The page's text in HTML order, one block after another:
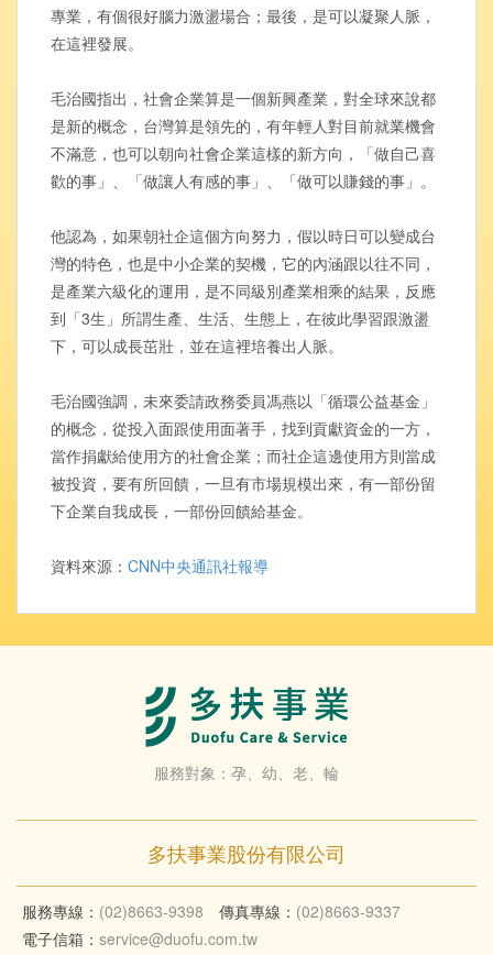
專業，有個很好腦力激盪場合；最後，是可以凝聚人脈，
在這裡發展。
毛治國指出，社會企業算是一個新興產業，對全球來說都
是新的概念，台灣算是領先的，有年輕人對目前就業機會
不滿意，也可以朝向社會企業這樣的新方向，「做自己喜
歡的事」、「做讓人有感的事」、「做可以賺錢的事」。
他認為，如果朝社企這個方向努力，假以時日可以變成台
灣的特色，也是中小企業的契機，它的內涵跟以往不同，
是產業六級化的運用，是不同級別產業相乘的結果，反應
到「3生」所謂生產、生活、生態上，在彼此學習跟激盪
下，可以成長茁壯，並在這裡培養出人脈。
毛治國強調，未來委請政務委員馮燕以「循環公益基金」
的概念，從投入面跟使用面著手，找到貢獻資金的一方，
當作捐獻給使用方的社會企業；而社企這邊使用方則當成
被投資，要有所回饋，一旦有市場規模出來，有一部份留
下企業自我成長，一部份回饋給基金。
資料來源： CNN中央通訊社報導
服務對象：孕、幼、老、輪
多扶事業股份有限公司
服務專線： (02)8663-9398 傳真專線： (02)8663-9337
電子信箱： service@duofu.com.tw